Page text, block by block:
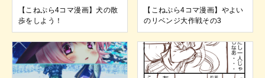
【こねぷら4コマ漫画】犬の散
歩をしよう！
【こねぷら4コマ漫画】やよい
のリベンジ大作戦その3